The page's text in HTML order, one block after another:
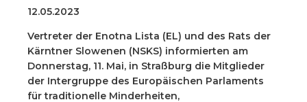
12.05.2023
Vertreter der Enotna Lista (EL) und des Rats der
Kärntner Slowenen (NSKS) informierten am
Donnerstag, 11. Mai, in Straßburg die Mitglieder
der Intergruppe des Europäischen Parlaments
für traditionelle Minderheiten,